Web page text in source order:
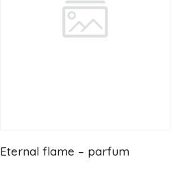
Eternal flame – parfum